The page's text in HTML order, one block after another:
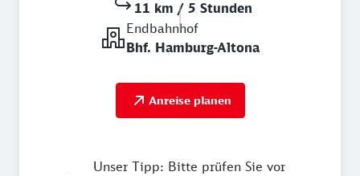
11 km / 5 Stunden
Endbahnhof
Bhf. Hamburg-Altona
Anreise planen
Unser Tipp: Bitte prüfen Sie vor